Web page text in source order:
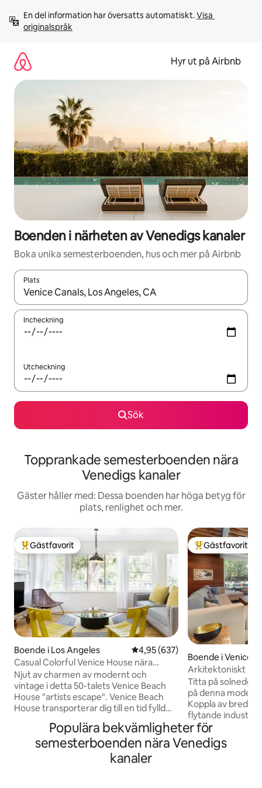
innehåll
En del information har översatts automatiskt. Visa
originalspråk
Hyr ut på Airbnb
Boenden i närheten av Venedigs kanaler
Boka unika semesterboenden, hus och mer på Airbnb
Plats
När resultaten är tillgängliga kan du navigera med upp- och
Incheckning
Utcheckning
Sök
Topprankade semesterboenden nära
Venedigs kanaler
Gäster håller med: Dessa boenden har höga betyg för
plats, renlighet och mer.
Populär gästfavorit
Gästfavorit
Boende i Los Angeles 4,95 av 5 i genomsnittligt
4,95 (637)
Casual Colorful Venice House nära
kanaler, strand och Abbot Kinney
Njut av charmen av modernt och
vintage i detta 50-talets Venice Beach
House "artists escape". Venice Beach
House transporterar dig till en tid fylld
accenter, möbler och konst fyller det
ljusa solfyllda hemmet och fantastiska
gårdar fyllda med träd och romantiska
lampor. Det fulla köket är utrustat med
Populär
Gästfavorit
Boende i Venice
Arkitektoniskt
Titta på
på denna
Koppla av
flytande
inomhus till
från golv till tak,
färgstark
Populära bekvämligheter för
semesterboenden nära Venedigs
kanaler